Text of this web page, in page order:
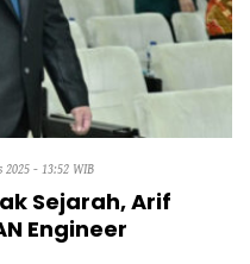
- 13:52 WIB
Sejarah, Arif
Engineer